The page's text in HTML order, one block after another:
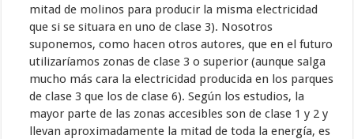
mitad de molinos para producir la misma electricidad
que si se situara en uno de clase 3). Nosotros
suponemos, como hacen otros autores, que en el futuro
utilizaríamos zonas de clase 3 o superior (aunque salga
mucho más cara la electricidad producida en los parques
de clase 3 que los de clase 6). Según los estudios, la
mayor parte de las zonas accesibles son de clase 1 y 2 y
llevan aproximadamente la mitad de toda la energía, es